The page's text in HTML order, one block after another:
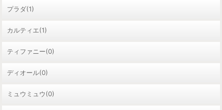
プラダ(1)
カルティエ(1)
ティファニー(0)
ディオール(0)
ミュウミュウ(0)